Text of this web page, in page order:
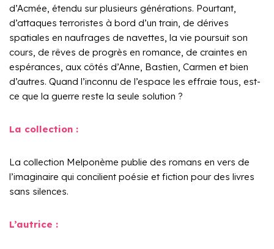
d’Acmée, étendu sur plusieurs générations. Pourtant,
d’attaques terroristes à bord d’un train, de dérives
spatiales en naufrages de navettes, la vie poursuit son
cours, de rêves de progrès en romance, de craintes en
espérances, aux côtés d’Anne, Bastien, Carmen et bien
d’autres. Quand l’inconnu de l’espace les effraie tous, est-
ce que la guerre reste la seule solution ?
La collection :
La collection Melponème publie des romans en vers de
l’imaginaire qui concilient poésie et fiction pour des livres
sans silences.
L’autrice :